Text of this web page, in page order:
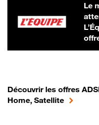
Le
Découvrir les offres
Home, Satellite